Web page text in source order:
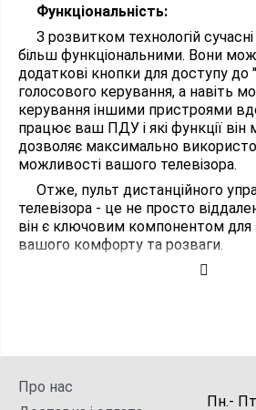
Функціональність:
З розвитком технологій
більш функціональними. Вони
додаткові кнопки для доступу до
голосового керування, а навіть
керування іншими пристроями
працює ваш ПДУ і які функції
дозволяє максимально
можливості вашого телевізора.
Отже, пульт дистанційного
телевізора - це не просто
він є ключовим компонентом для
вашого комфорту та розваги.
Про нас
Пн.-